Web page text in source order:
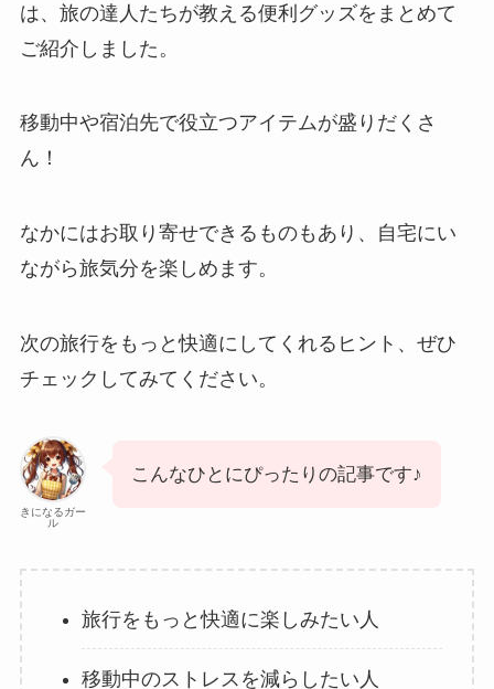
は、旅の達人たちが教える便利グッズをまとめて
ご紹介しました。
移動中や宿泊先で役立つアイテムが盛りだくさ
ん！
なかにはお取り寄せできるものもあり、自宅にい
ながら旅気分を楽しめます。
次の旅行をもっと快適にしてくれるヒント、ぜひ
チェックしてみてください。
きになるガー
ル
こんなひとにぴったりの記事です♪
旅行をもっと快適に楽しみたい人
移動中のストレスを減らしたい人